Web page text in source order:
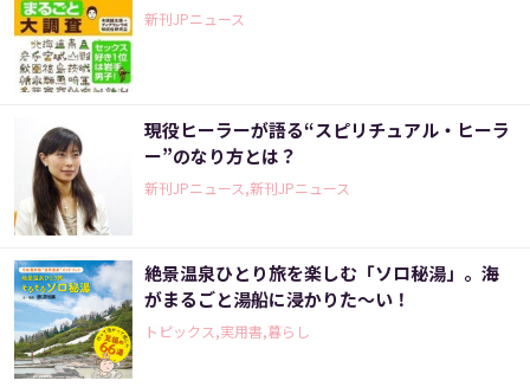
新刊JPニュース
現役ヒーラーが語る“スピリチュアル・ヒーラ
ー”のなり方とは？
新刊JPニュース,新刊JPニュース
絶景温泉ひとり旅を楽しむ「ソロ秘湯」。海
がまるごと湯船に浸かりた～い！
トピックス,実用書,暮らし